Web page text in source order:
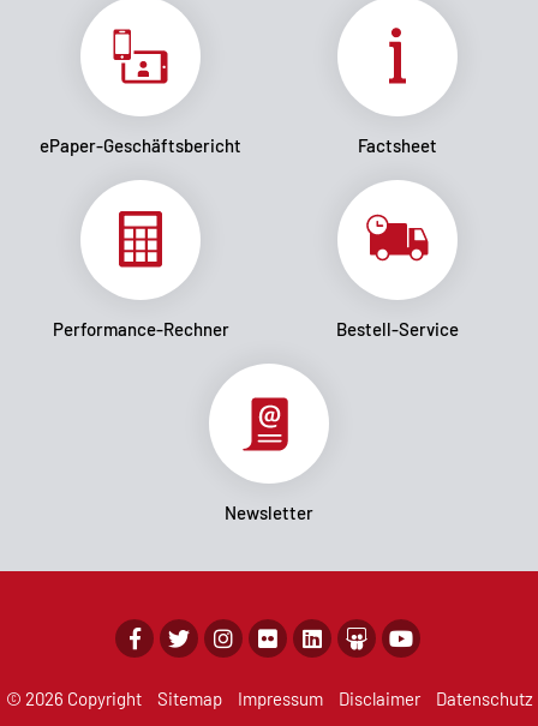
ePaper-Geschäftsbericht Factsheet
Performance-Rechner Bestell-Service
Newsletter
© 2026 Copyright Sitemap Impressum Disclaimer Datenschutz